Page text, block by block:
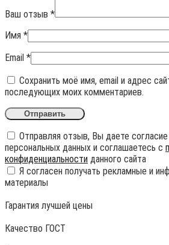
Ваш отзыв *
Имя *
Email *
Сохранить моё имя, email и адрес
последующих моих комментариев.
Отправляя отзыв, Вы даете
персональных данных и соглашаетесь с
конфиденциальности данного сайта
Я согласен получать рекламные и
материалы
Гарантия лучшей цены
Качество ГОСТ